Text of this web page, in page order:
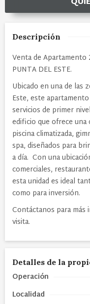
Descripción
Venta de Apartamento
PUNTA DEL ESTE.
Ubicado en una de las
Este, este
servicios de primer
edificio que ofrece
piscina climatizada,
spa, diseñados para
a día. Con una
comerciales,
esta unidad es ideal
como para inversión.
Contáctanos para
visita.
Detalles de la
Operación
Localidad